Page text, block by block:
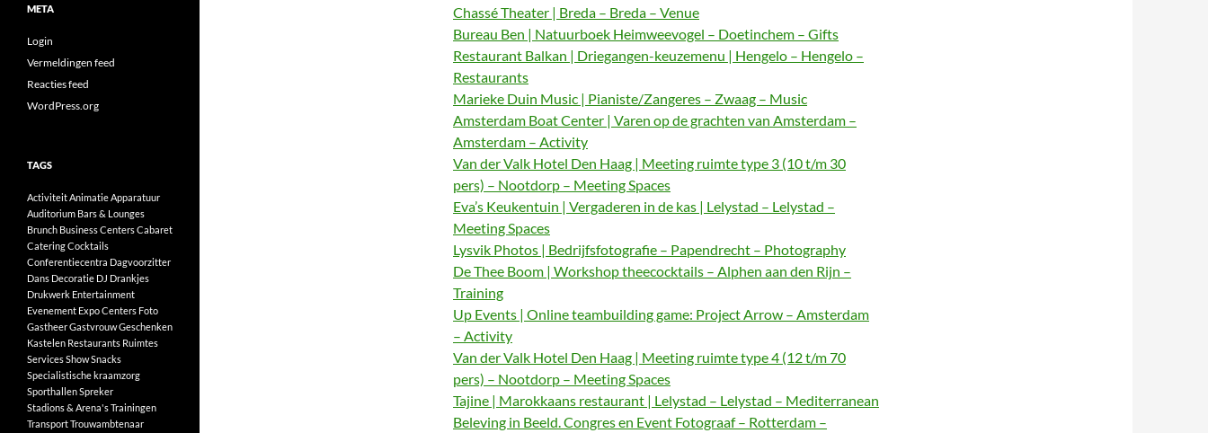
Chassé Theater | Breda – Breda – Venue
Bureau Ben | Natuurboek Heimweevogel – Doetinchem – Gifts
Restaurant Balkan | Driegangen-keuzemenu | Hengelo – Hengelo –
Restaurants
Marieke Duin Music | Pianiste/Zangeres – Zwaag – Music
Amsterdam Boat Center | Varen op de grachten van Amsterdam –
Amsterdam – Activity
Van der Valk Hotel Den Haag | Meeting ruimte type 3 (10 t/m 30
pers) – Nootdorp – Meeting Spaces
Eva’s Keukentuin | Vergaderen in de kas | Lelystad – Lelystad –
Meeting Spaces
Lysvik Photos | Bedrijfsfotografie – Papendrecht – Photography
De Thee Boom | Workshop theecocktails – Alphen aan den Rijn –
Training
Up Events | Online teambuilding game: Project Arrow – Amsterdam
– Activity
Van der Valk Hotel Den Haag | Meeting ruimte type 4 (12 t/m 70
pers) – Nootdorp – Meeting Spaces
Tajine | Marokkaans restaurant | Lelystad – Lelystad – Mediterranean
Beleving in Beeld. Congres en Event Fotograaf – Rotterdam –
META
Login
Vermeldingen feed
Reacties feed
WordPress.org
TAGS
ActiviteitAnimatieApparatuur
Auditorium Bars & Lounges
Brunch Business CentersCabaret
CateringCocktails
Conferentiecentra Dagvoorzitter
Dans Decoratie DJ Drankjes
Drukwerk Entertainment
Evenement Expo Centers Foto
GastheerGastvrouwGeschenken
Kastelen Restaurants Ruimtes
ServicesShowSnacks
Specialistische kraamzorg
SporthallenSpreker
Stadions & Arena'sTrainingen
TransportTrouwambtenaar